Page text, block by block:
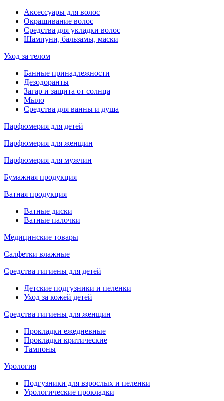
Аксессуары для волос
Окрашивание волос
Средства для укладки волос
Шампуни, бальзамы, маски
Уход за телом
Банные принадлежности
Дезодоранты
Загар и защита от солнца
Мыло
Средства для ванны и душа
Парфюмерия для детей
Парфюмерия для женщин
Парфюмерия для мужчин
Бумажная продукция
Ватная продукция
Ватные диски
Ватные палочки
Медицинские товары
Салфетки влажные
Средства гигиены для детей
Детские подгузники и пеленки
Уход за кожей детей
Средства гигиены для женщин
Прокладки ежедневные
Прокладки критические
Тампоны
Урология
Подгузники для взрослых и пеленки
Урологические прокладки